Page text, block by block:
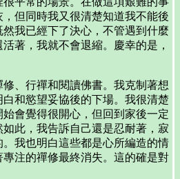
但同時我又很清楚知道我不能後
我已經下了決心，不管遇到什麼
著，我就不會退縮。慶幸的是，
、行禪和閱讀佛書。我克制著想
和慾望妥協後的下場。我很清楚
會覺得很開心，但回到家後一定
此，我告訴自己還是忍耐著，寂
我也明白這些都是心所編造的情
注的禪修最終消失。這的確是對